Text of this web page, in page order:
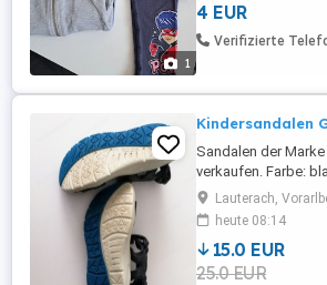
1
4 EUR
Verifizierte
Kindersandalen
Sandalen der Marke
verkaufen. Farbe:
Schuh. NP war bei
Lauterach,
heute 08:14
15.0 EUR
25.0 EUR